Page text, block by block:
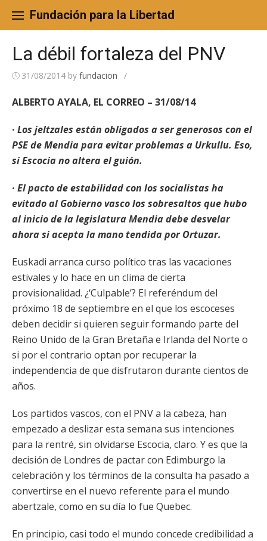
content
Fundación para la Libertad
La débil fortaleza del PNV
31/08/2014 by fundacion /
ALBERTO AYALA, EL CORREO – 31/08/14
· Los jeltzales están obligados a ser generosos con el
PSE de Mendia para evitar problemas a Urkullu. Eso,
si Escocia no altera el guión.
· El pacto de estabilidad con los socialistas ha
evitado al Gobierno vasco los sobresaltos que hubo
al inicio de la legislatura Mendia debe desvelar
ahora si acepta la mano tendida por Ortuzar.
Euskadi arranca curso político tras las vacaciones
estivales y lo hace en un clima de cierta
provisionalidad. ¿‘Culpable’? El referéndum del
próximo 18 de septiembre en el que los escoceses
deben decidir si quieren seguir formando parte del
Reino Unido de la Gran Bretaña e Irlanda del Norte o
si por el contrario optan por recuperar la
independencia de que disfrutaron durante cientos de
años.
Los partidos vascos, con el PNV a la cabeza, han
empezado a deslizar esta semana sus intenciones
para la rentré, sin olvidarse Escocia, claro. Y es que la
decisión de Londres de pactar con Edimburgo la
celebración y los términos de la consulta ha pasado a
convertirse en el nuevo referente para el mundo
abertzale, como en su día lo fue Quebec.
En principio, casi todo el mundo concede credibilidad a